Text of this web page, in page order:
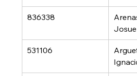
836338
Josue
531106